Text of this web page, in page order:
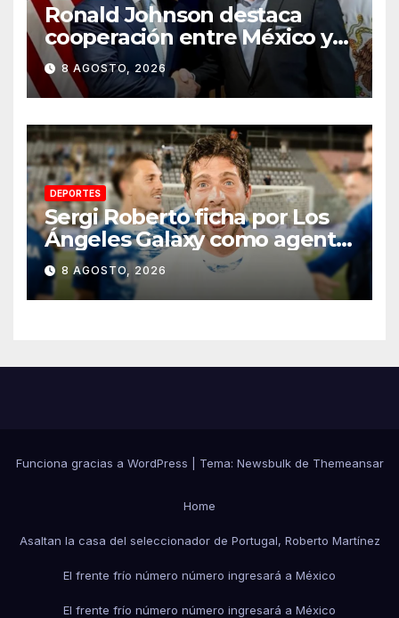
Ronald Johnson destaca
cooperación entre México y
EU para la seguridad en
región aguacatera de
Michoacán
8 AGOSTO, 2026
DEPORTES
Sergi Roberto ficha por Los
Ángeles Galaxy como agente
libre hasta 2028
8 AGOSTO, 2026
Funciona gracias a WordPress Tema: Newsbulkde Themeansar
Home
Asaltan la casa del seleccionador de Portugal, Roberto Martínez
El frente frío número número ingresará a México
El frente frío número número ingresará a México